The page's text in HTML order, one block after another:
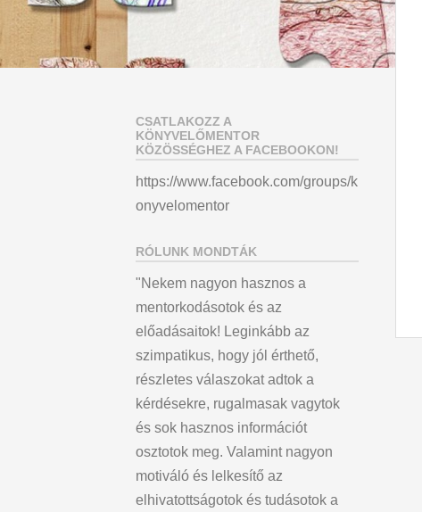
CSATLAKOZZ A
KÖNYVELŐMENTOR
KÖZÖSSÉGHEZ A FACEBOOKON!
https://www.facebook.com/groups/k
onyvelomentor
RÓLUNK MONDTÁK
"Nekem nagyon hasznos a
mentorkodásotok és az
előadásaitok! Leginkább az
szimpatikus, hogy jól érthető,
részletes válaszokat adtok a
kérdésekre, rugalmasak vagytok
és sok hasznos információt
osztotok meg. Valamint nagyon
motiváló és lelkesítő az
elhivatottságotok és tudásotok a